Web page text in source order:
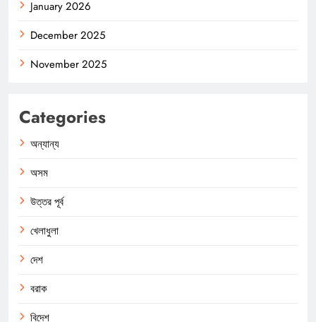
January 2026
December 2025
November 2025
Categories
অন্যান্য
অসম
উত্তর পূর্ব
খেলাধুলা
দেশ
বরাক
বিদেশ